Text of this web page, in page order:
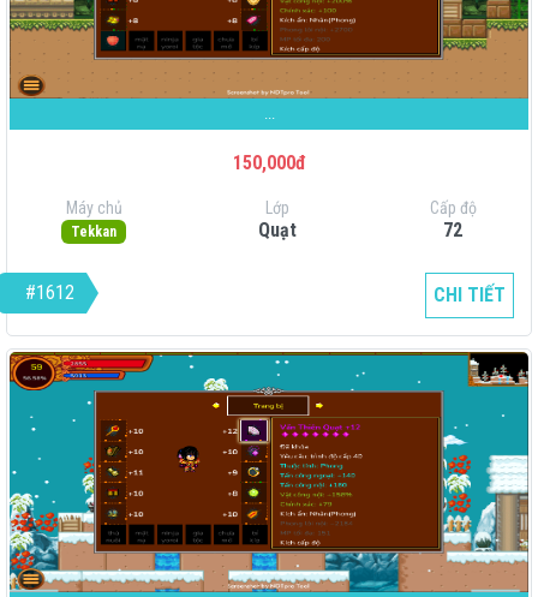
...
150,000đ
Máy chủ
Tekkan
Lớp
Quạt
Cấp độ
72
#1612 CHI TIẾT